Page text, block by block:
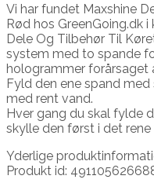
Vi har fundet Maxshine
Rød hos GreenGoing.dk
Dele Og Tilbehør Til
system med to spande
hologrammer forårsaget
Fyld den ene spand
med rent vand.
Hver gang du skal fylde
skylle den først i det
Yderlige
Produkt id: